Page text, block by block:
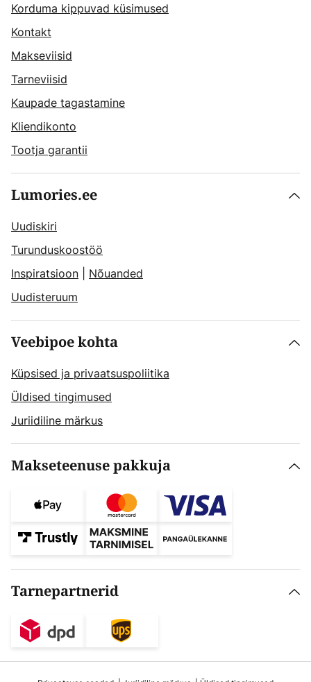
Korduma kippuvad küsimused
Kontakt
Makseviisid
Tarneviisid
Kaupade tagastamine
Kliendikonto
Tootja garantii
Lumories.ee
Uudiskiri
Turunduskoostöö
Inspiratsioon
Nõuanded
Uudisteruum
Veebipoe kohta
Küpsised ja privaatsuspoliitika
Üldised tingimused
Juriidiline märkus
Makseteenuse pakkuja
Tarnepartnerid